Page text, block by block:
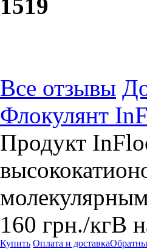
1519
Все отзывы
Флокулянт
Продукт
160 грн./кгВ
Купить Оплата и доставка